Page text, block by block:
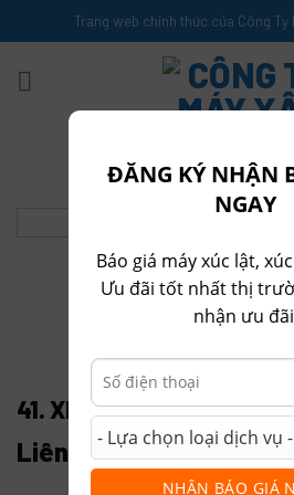
to
content
Trang web chính thức của Công Ty
TRANG CHỦ / SẢN PHẨM KHÁC
41. XE LU RUNG
Liên hệ
ĐĂNG KÝ NHẬN
NGAY
Báo giá máy xúc lật,
Ưu đãi tốt nhất thị
nhận ưu
NHẬN BÁO GIÁ